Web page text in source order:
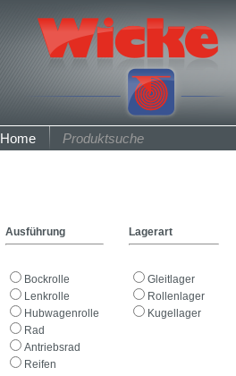
Home Produktsuche
Ausführung Lagerart
Bockrolle
Lenkrolle
Hubwagenrolle
Rad
Antriebsrad
Reifen
Gleitlager
Rollenlager
Kugellager